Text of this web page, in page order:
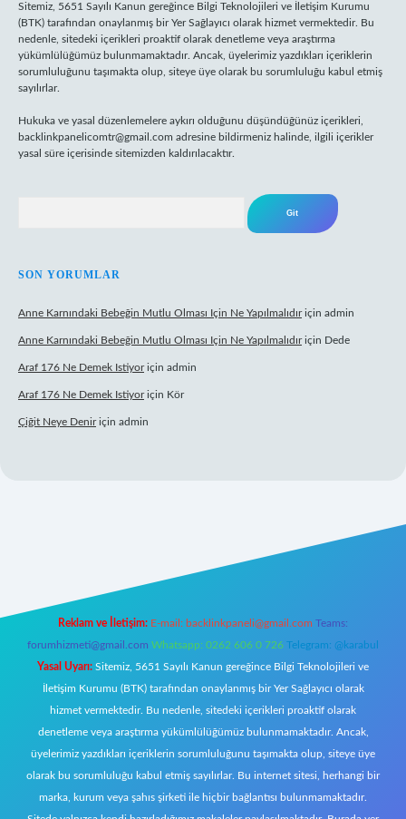
Sitemiz, 5651 Sayılı Kanun gereğince Bilgi Teknolojileri ve İletişim Kurumu
(BTK) tarafından onaylanmış bir Yer Sağlayıcı olarak hizmet vermektedir. Bu
nedenle, sitedeki içerikleri proaktif olarak denetleme veya araştırma
yükümlülüğümüz bulunmamaktadır. Ancak, üyelerimiz yazdıkları içeriklerin
sorumluluğunu taşımakta olup, siteye üye olarak bu sorumluluğu kabul etmiş
sayılırlar.
Hukuka ve yasal düzenlemelere aykırı olduğunu düşündüğünüz içerikleri,
backlinkpanelicomtr@gmail.com adresine bildirmeniz halinde, ilgili içerikler
yasal süre içerisinde sitemizden kaldırılacaktır.
SON YORUMLAR
Anne Karnındaki Bebeğin Mutlu Olması Için Ne Yapılmalıdıriçin admin
Anne Karnındaki Bebeğin Mutlu Olması Için Ne Yapılmalıdıriçin Dede
Araf 176 Ne Demek Istiyoriçin admin
Araf 176 Ne Demek Istiyoriçin Kör
Çiğit Neye Deniriçin admin
Reklam ve İletişim: E-mail: backlinkpaneli@gmail.com Teams:
forumhizmeti@gmail.com Whatsapp: 0262 606 0 726 Telegram: @karabul
Yasal Uyarı: Sitemiz, 5651 Sayılı Kanun gereğince Bilgi Teknolojileri ve
İletişim Kurumu (BTK) tarafından onaylanmış bir Yer Sağlayıcı olarak
hizmet vermektedir. Bu nedenle, sitedeki içerikleri proaktif olarak
denetleme veya araştırma yükümlülüğümüz bulunmamaktadır. Ancak,
üyelerimiz yazdıkları içeriklerin sorumluluğunu taşımakta olup, siteye üye
olarak bu sorumluluğu kabul etmiş sayılırlar. Bu internet sitesi, herhangi bir
marka, kurum veya şahıs şirketi ile hiçbir bağlantısı bulunmamaktadır.